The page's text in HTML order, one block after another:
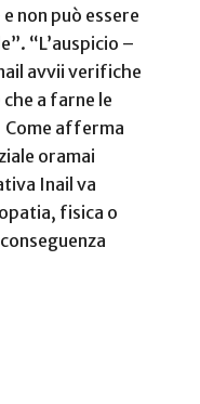
non può essere
“L’auspicio –
avvii verifiche
a farne le
Come afferma
oramai
Inail va
fisica o